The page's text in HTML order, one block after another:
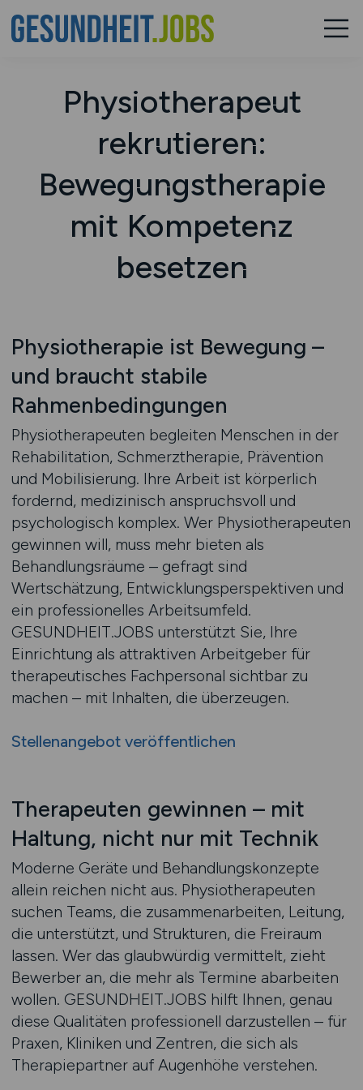
Physiotherapeut
rekrutieren:
Bewegungstherapie
mit Kompetenz
besetzen
Physiotherapie ist Bewegung –
und braucht stabile
Rahmenbedingungen
Physiotherapeuten begleiten Menschen in der
Rehabilitation, Schmerztherapie, Prävention
und Mobilisierung. Ihre Arbeit ist körperlich
fordernd, medizinisch anspruchsvoll und
psychologisch komplex. Wer Physiotherapeuten
gewinnen will, muss mehr bieten als
Behandlungsräume – gefragt sind
Wertschätzung, Entwicklungsperspektiven und
ein professionelles Arbeitsumfeld.
GESUNDHEIT.JOBS unterstützt Sie, Ihre
Einrichtung als attraktiven Arbeitgeber für
therapeutisches Fachpersonal sichtbar zu
machen – mit Inhalten, die überzeugen.
Stellenangebot veröffentlichen
Therapeuten gewinnen – mit
Haltung, nicht nur mit Technik
Moderne Geräte und Behandlungskonzepte
allein reichen nicht aus. Physiotherapeuten
suchen Teams, die zusammenarbeiten, Leitung,
die unterstützt, und Strukturen, die Freiraum
lassen. Wer das glaubwürdig vermittelt, zieht
Bewerber an, die mehr als Termine abarbeiten
wollen. GESUNDHEIT.JOBS hilft Ihnen, genau
diese Qualitäten professionell darzustellen – für
Praxen, Kliniken und Zentren, die sich als
Therapiepartner auf Augenhöhe verstehen.